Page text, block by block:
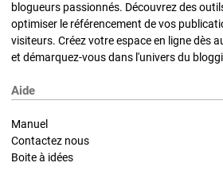
blogueurs passionnés. Découvrez des
optimiser le référencement de vos
visiteurs. Créez votre espace en ligne dès
et démarquez-vous dans l'univers du
Aide
Manuel
Contactez nous
Boite à idées